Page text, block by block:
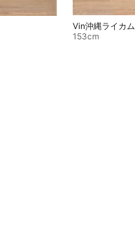
Vin沖縄ライカム
153cm